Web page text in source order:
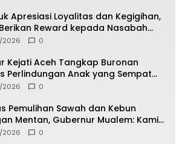
Apresiasi Loyalitas dan Kegigihan,
Berikan Reward kepada Nasabah
dan ULaMM di Gayo Lues
0
Kejati Aceh Tangkap Buronan
Perlindungan Anak yang Sempat
Diciduk di Langkat
0
Pemulihan Sawah dan Kebun
Mentan, Gubernur Mualem: Kami
Dukungan Pak Menteri
0